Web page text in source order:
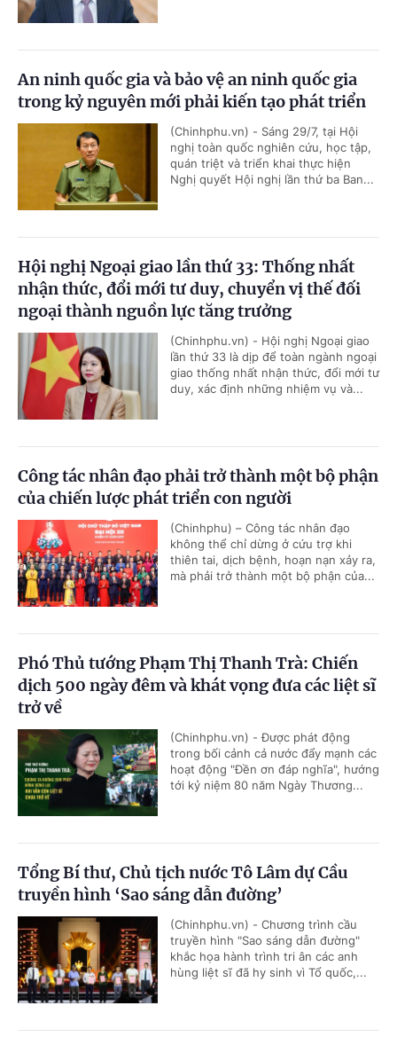
An ninh quốc gia và bảo vệ an ninh quốc gia
trong kỷ nguyên mới phải kiến tạo phát triển
(Chinhphu.vn) - Sáng 29/7, tại Hội
nghị toàn quốc nghiên cứu, học tập,
quán triệt và triển khai thực hiện
Nghị quyết Hội nghị lần thứ ba Ban...
Hội nghị Ngoại giao lần thứ 33: Thống nhất
nhận thức, đổi mới tư duy, chuyển vị thế đối
ngoại thành nguồn lực tăng trưởng
(Chinhphu.vn) - Hội nghị Ngoại giao
lần thứ 33 là dịp để toàn ngành ngoại
giao thống nhất nhận thức, đổi mới tư
duy, xác định những nhiệm vụ và...
Công tác nhân đạo phải trở thành một bộ phận
của chiến lược phát triển con người
(Chinhphu) – Công tác nhân đạo
không thể chỉ dừng ở cứu trợ khi
thiên tai, dịch bệnh, hoạn nạn xảy ra,
mà phải trở thành một bộ phận của...
Phó Thủ tướng Phạm Thị Thanh Trà: Chiến
dịch 500 ngày đêm và khát vọng đưa các liệt sĩ
trở về
(Chinhphu.vn) - Được phát động
trong bối cảnh cả nước đẩy mạnh các
hoạt động "Đền ơn đáp nghĩa", hướng
tới kỷ niệm 80 năm Ngày Thương...
Tổng Bí thư, Chủ tịch nước Tô Lâm dự Cầu
truyền hình ‘Sao sáng dẫn đường’
(Chinhphu.vn) - Chương trình cầu
truyền hình "Sao sáng dẫn đường"
khắc họa hành trình tri ân các anh
hùng liệt sĩ đã hy sinh vì Tổ quốc,...